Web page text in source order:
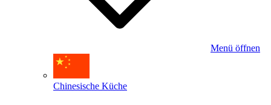
Menü öffnen
Chinesische Küche